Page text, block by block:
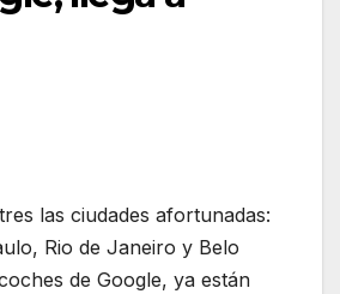
las ciudades afortunadas:
Rio de Janeiro y Belo
de Google, ya están